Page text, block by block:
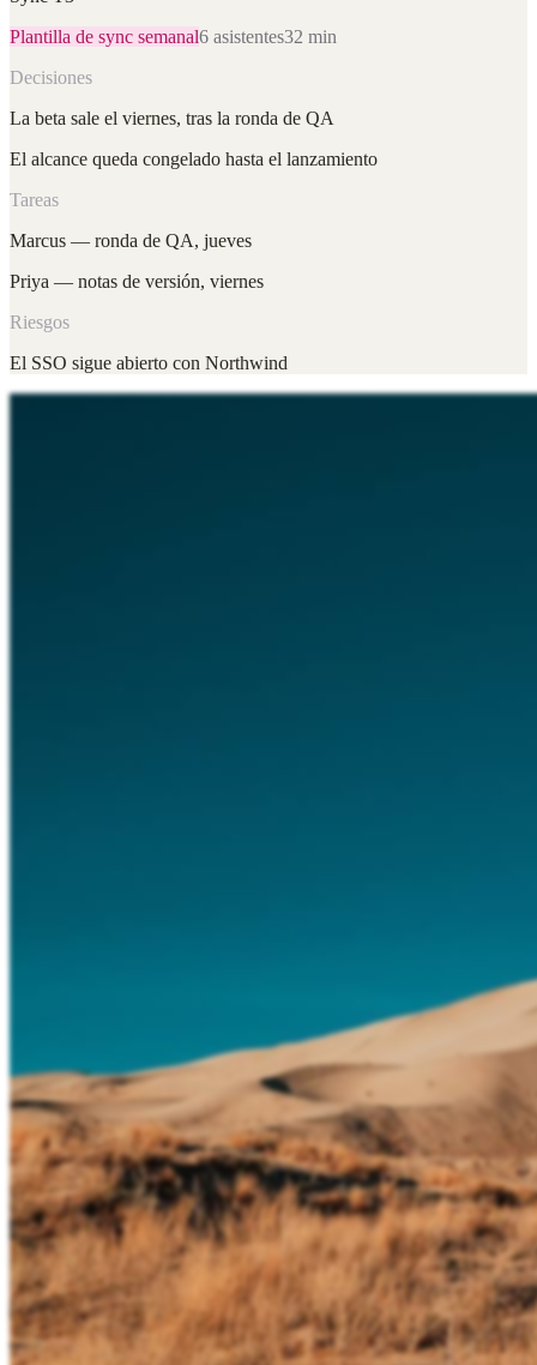
Plantilla de sync semanal6 asistentes32 min
Decisiones
La beta sale el viernes, tras la ronda de QA
El alcance queda congelado hasta el lanzamiento
Tareas
Marcus — ronda de QA, jueves
Priya — notas de versión, viernes
Riesgos
El SSO sigue abierto con Northwind